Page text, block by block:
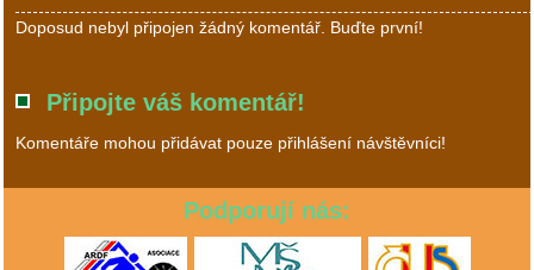
Doposud nebyl připojen žádný komentář. Buďte první!
Připojte váš komentář!
Komentáře mohou přidávat pouze přihlášení návštěvníci!
Podporují nás: